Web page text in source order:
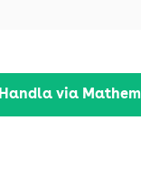
Handla via Mathem